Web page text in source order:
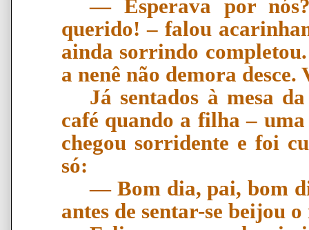
―Esperava por nó
querido!–falou
ainda sorrindo
a nenê não demora desce.
Já sentados à mesa
café quando a filha – uma
chegou sorridente e foi
só:
―Bom dia, pai, bom
antes de sentar-se beijou